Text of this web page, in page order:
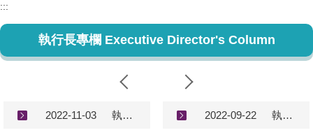
:::
執行長專欄 Executive Director's Column
2022-11-03 執行長專欄－談台灣、新加坡和美國房地產現況 Executive Director's Column (2022/11/3) 2022-09-22 執行長專欄－談台灣房地產現況 Executive Director's Column (2022/9/22)